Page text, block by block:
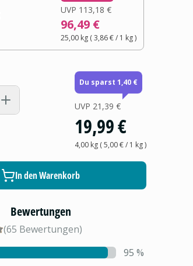
UVP 113,18 €
96,49 €
25,00 kg(3,86 €/ 1 kg)
Du sparst 1,40 €
UVP 21,39 €
19,99 €
4,00 kg(5,00 €/ 1 kg)
In den Warenkorb
Bewertungen
(65 Bewertungen)
95 %